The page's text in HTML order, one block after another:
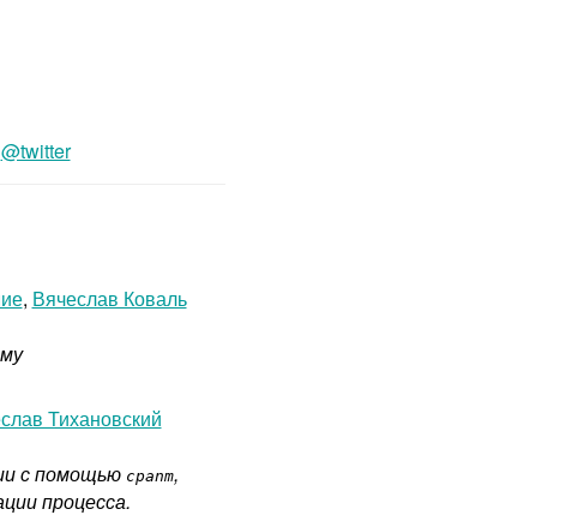
@twitter
, Вячеслав Коваль
Тихановский
с помощью cpanm,
процесса.